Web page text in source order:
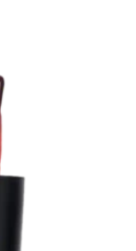
hasta
$ 30.600